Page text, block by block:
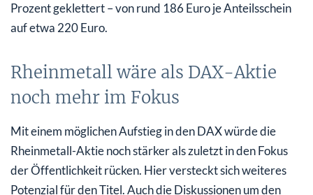
Prozent geklettert – von rund 186 Euro je Anteilsschein
auf etwa 220 Euro.
Rheinmetall wäre als DAX-Aktie
noch mehr im Fokus
Mit einem möglichen Aufstieg in den DAX würde die
Rheinmetall-Aktie noch stärker als zuletzt in den Fokus
der Öffentlichkeit rücken. Hier versteckt sich weiteres
Potenzial für den Titel. Auch die Diskussionen um den